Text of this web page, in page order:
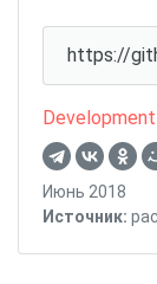
https://
Июнь 2018
Источник: